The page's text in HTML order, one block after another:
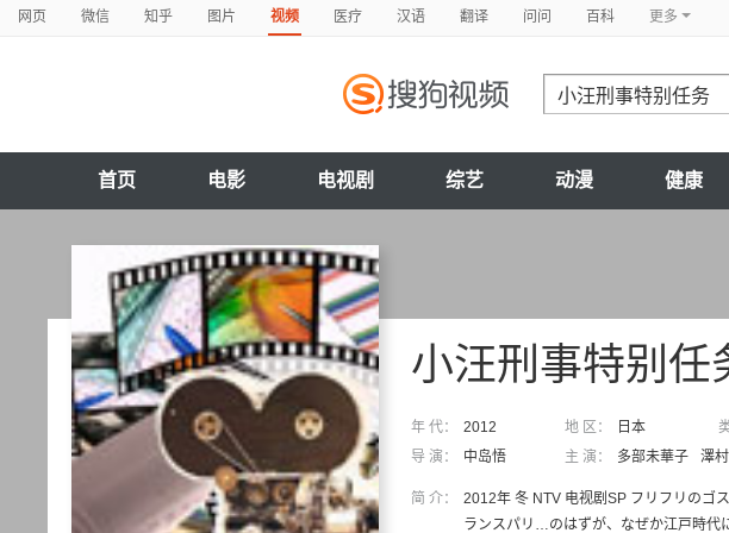
网页 微信 知乎 图片 视频 医疗 汉语 翻译 问问 百科 更多
首页 电影 电视剧 综艺 动漫 健康
小汪刑事特别任
年 代： 2012 地 区： 日本
导 演：
中岛悟 主 演： 多部未華子 澤
简 介：
2012年 冬 NTV 电视剧SP フリフリのゴ
ランスパリ…のはずが、なぜか江戸時代